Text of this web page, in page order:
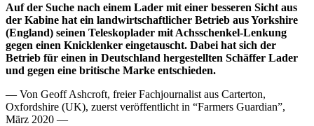
Auf der Suche nach einem Lader mit einer besseren Sicht aus
der Kabine hat ein landwirtschaftlicher Betrieb aus Yorkshire
(England) seinen Teleskoplader mit Achsschenkel-Lenkung
gegen einen Knicklenker eingetauscht. Dabei hat sich der
Betrieb für einen in Deutschland hergestellten Schäffer Lader
und gegen eine britische Marke entschieden.
— Von Geoff Ashcroft, freier Fachjournalist aus Carterton,
Oxfordshire (UK), zuerst veröffentlicht in “Farmers Guardian”,
März 2020 —